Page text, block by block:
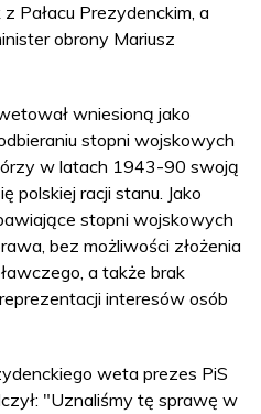
Pałacu Prezydenckim, a
obrony Mariusz
wniesioną jako
stopni wojskowych
w latach 1943-90 swoją
polskiej racji stanu. Jako
stopni wojskowych
bez możliwości złożenia
a także brak
interesów osób
weta prezes PiS
"Uznaliśmy tę sprawę w